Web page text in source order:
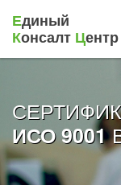
Единый
Консалт Центр
ИСО 9001